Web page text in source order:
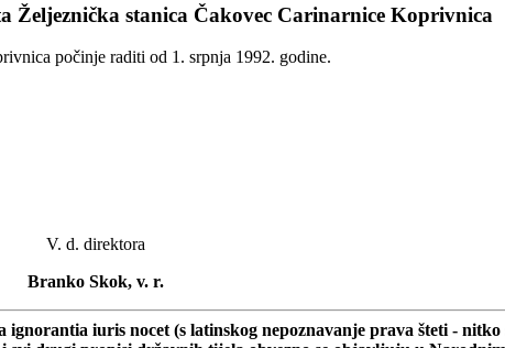
Željeznička stanica Čakovec Carinarnice Koprivnica
počinje raditi od 1. srpnja 1992. godine.
V. d. direktora
Branko Skok, v. r.
iuris nocet (s latinskog nepoznavanje prava šteti - nitko